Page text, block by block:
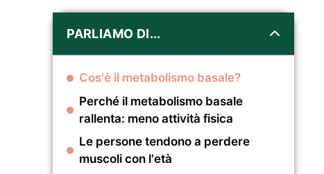
PARLIAMO DI...
Cos'è il metabolismo basale?
Perché il metabolismo basale
rallenta: meno attività fisica
Le persone tendono a perdere
muscoli con l'età